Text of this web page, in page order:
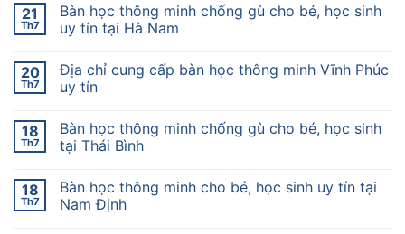
21
Th7
Bàn học thông minh chống gù cho bé, học sinh
uy tín tại Hà Nam
20
Th7
Địa chỉ cung cấp bàn học thông minh Vĩnh Phúc
uy tín
18
Th7
Bàn học thông minh chống gù cho bé, học sinh
tại Thái Bình
18
Th7
Bàn học thông minh cho bé, học sinh uy tín tại
Nam Định